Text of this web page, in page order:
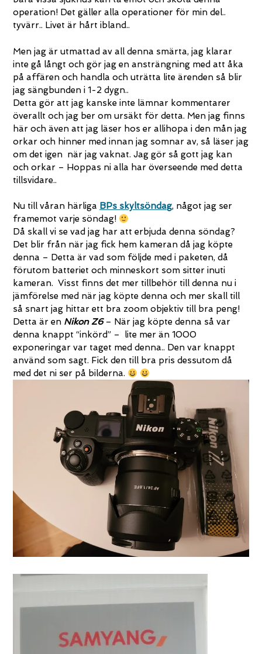
operation! Det gäller alla operationer för min del..
tyvärr.. Livet är hårt ibland..
Men jag är utmattad av all denna smärta, jag klarar
inte gå långt och gör jag en ansträngning med att åka
på affären och handla och uträtta lite ärenden så blir
jag sängbunden i 1-2 dygn..
Detta gör att jag kanske inte lämnar kommentarer
överallt och jag ber om ursäkt för detta. Men jag finns
här och även att jag läser hos er allihopa i den mån jag
orkar och hinner med innan jag somnar av, så läser jag
om det igen när jag vaknat. Jag gör så gott jag kan
och orkar – Hoppas ni alla har överseende med detta
tillsvidare..
Nu till våran härliga BPs skyltsöndag, något jag ser
framemot varje söndag!
Då skall vi se vad jag har att erbjuda denna söndag?
Det blir från när jag fick hem kameran då jag köpte
denna – Detta är vad som följde med i paketen, då
förutom batteriet och minneskort som sitter inuti
kameran. Visst finns det mer tillbehör till denna nu i
jämförelse med när jag köpte denna och mer skall till
så snart jag hittar ett bra zoom objektiv till bra peng!
Detta är en Nikon Z6– När jag köpte denna så var
denna knappt “inkörd” – lite mer än 1000
exponeringar var taget med denna.. Den var knappt
använd som sagt. Fick den till bra pris dessutom då
med det ni ser på bilderna.